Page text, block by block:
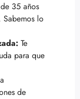
35 años
Sabemos lo
Te
para que
de